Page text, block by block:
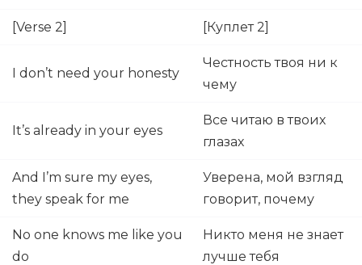
[Verse 2] [Куплет 2]
I don’t need your honesty
Честность твоя ни к
чему
It’s already in your eyes
Все читаю в твоих
глазах
And I’m sure my eyes,
they speak for me
Уверена, мой взгляд
говорит, почему
No one knows me like you
do
Никто меня не знает
лучше тебя